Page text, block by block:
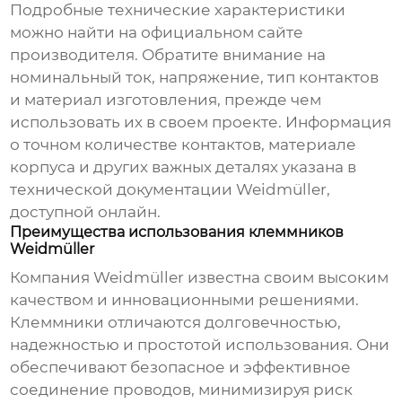
Подробные технические характеристики
можно найти на официальном сайте
производителя. Обратите внимание на
номинальный ток, напряжение, тип контактов
и материал изготовления, прежде чем
использовать их в своем проекте. Информация
о точном количестве контактов, материале
корпуса и других важных деталях указана в
технической документации Weidmüller,
доступной онлайн.
Преимущества использования клеммников
Weidmüller
Компания Weidmüller известна своим высоким
качеством и инновационными решениями.
Клеммники отличаются долговечностью,
надежностью и простотой использования. Они
обеспечивают безопасное и эффективное
соединение проводов, минимизируя риск